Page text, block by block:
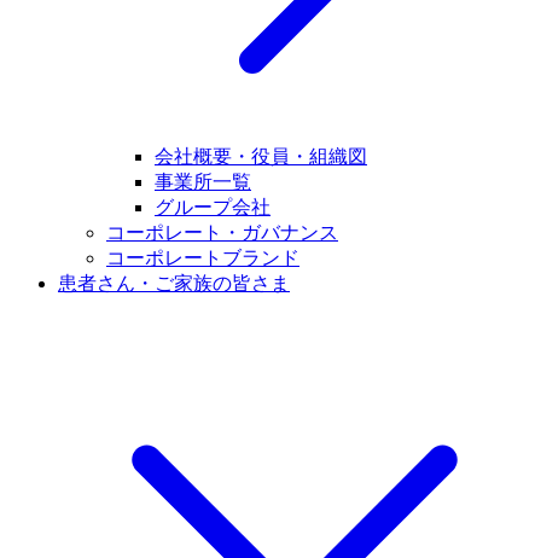
会社概要・役員・組織図
事業所一覧
グループ会社
コーポレート・ガバナンス
コーポレートブランド
患者さん・ご家族の皆さま